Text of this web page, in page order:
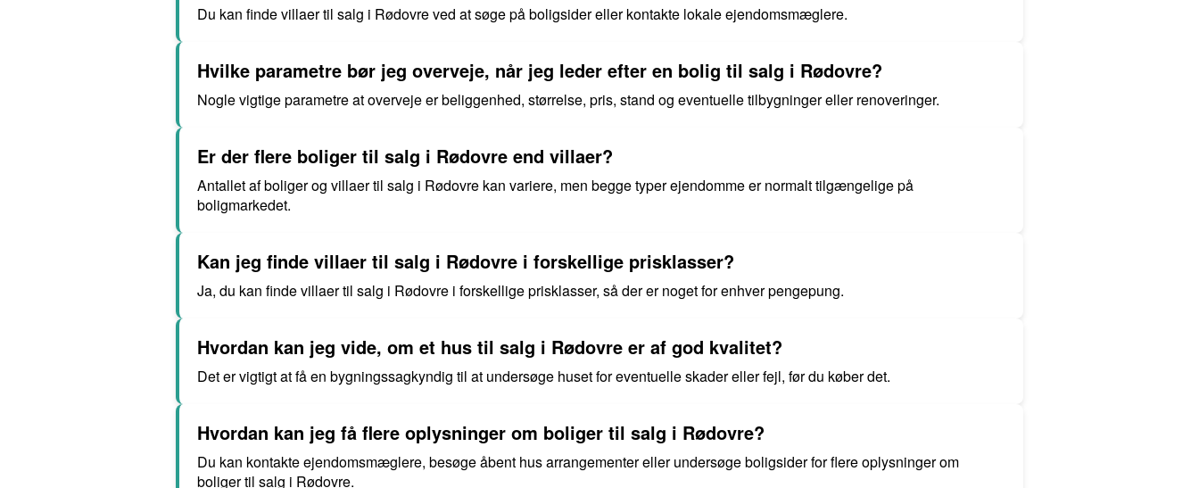
Du kan finde villaer til salg i Rødovre ved at søge på boligsider eller kontakte lokale ejendomsmæglere.
Hvilke parametre bør jeg overveje, når jeg leder efter en bolig til salg i Rødovre?
Nogle vigtige parametre at overveje er beliggenhed, størrelse, pris, stand og eventuelle tilbygninger eller renoveringer.
Er der flere boliger til salg i Rødovre end villaer?
Antallet af boliger og villaer til salg i Rødovre kan variere, men begge typer ejendomme er normalt tilgængelige på
boligmarkedet.
Kan jeg finde villaer til salg i Rødovre i forskellige prisklasser?
Ja, du kan finde villaer til salg i Rødovre i forskellige prisklasser, så der er noget for enhver pengepung.
Hvordan kan jeg vide, om et hus til salg i Rødovre er af god kvalitet?
Det er vigtigt at få en bygningssagkyndig til at undersøge huset for eventuelle skader eller fejl, før du køber det.
Hvordan kan jeg få flere oplysninger om boliger til salg i Rødovre?
Du kan kontakte ejendomsmæglere, besøge åbent hus arrangementer eller undersøge boligsider for flere oplysninger om
boliger til salg i Rødovre.